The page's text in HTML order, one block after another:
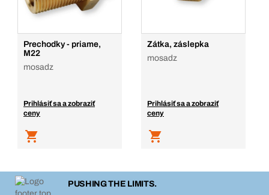
Prechodky - priame,
M22
mosadz
Prihlásiť sa a zobraziť
ceny
Zátka, záslepka
mosadz
Prihlásiť sa a zobraziť
ceny
PUSHING THE LIMITS.